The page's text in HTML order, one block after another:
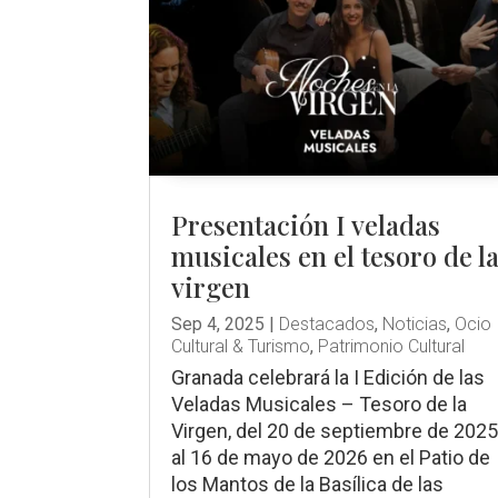
Presentación I veladas
musicales en el tesoro de
virgen
Sep 4, 2025 | Destacados, Noticias, Ocio
Cultural & Turismo, Patrimonio Cultural
Granada celebrará la I Edición de las
Veladas Musicales – Tesoro de la
Virgen, del 20 de septiembre de 2025
al 16 de mayo de 2026 en el Patio de
los Mantos de la Basílica de las